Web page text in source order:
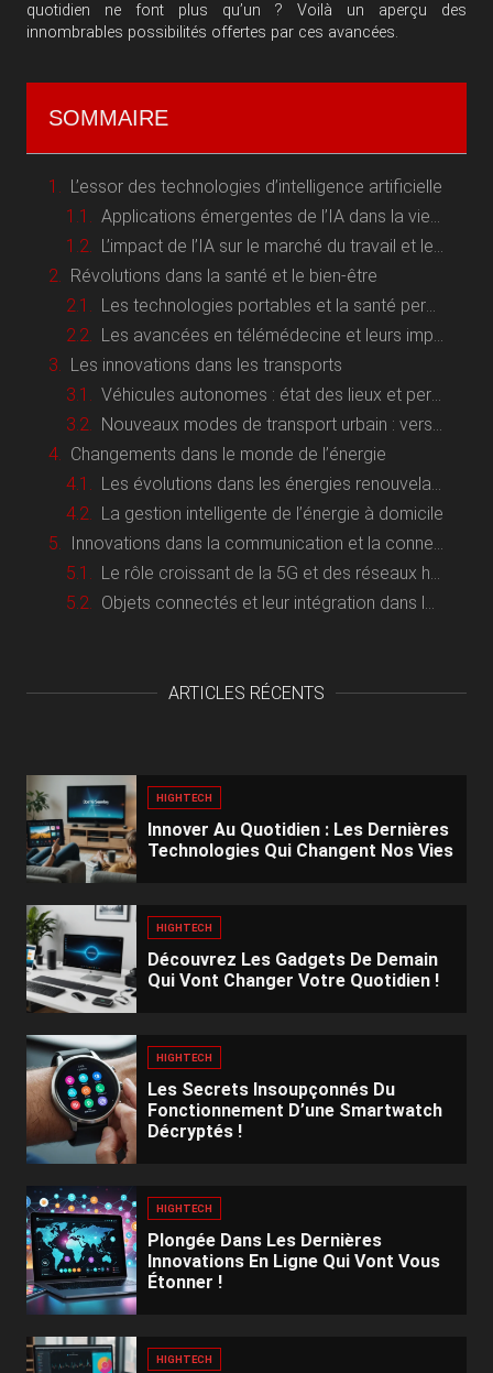
quotidien ne font plus qu’un ? Voilà un aperçu des
innombrables possibilités offertes par ces avancées.
SOMMAIRE
L’essor des technologies d’intelligence artificielle
Révolutions dans la santé et le bien-être
Les innovations dans les transports
Changements dans le monde de l’énergie
La gestion intelligente de l’énergie à domicile
ARTICLES RÉCENTS
HIGHTECH
Innover Au Quotidien : Les Dernières
Technologies Qui Changent Nos Vies
HIGHTECH
Découvrez Les Gadgets De Demain
Qui Vont Changer Votre Quotidien !
HIGHTECH
Les Secrets Insoupçonnés Du
Fonctionnement D’une Smartwatch
Décryptés !
HIGHTECH
Plongée Dans Les Dernières
Innovations En Ligne Qui Vont Vous
Étonner !
HIGHTECH